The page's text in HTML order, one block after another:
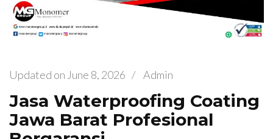
Updated on June 8, 2026 / Admin
Jasa Waterproofing Coating
Jawa Barat Profesional